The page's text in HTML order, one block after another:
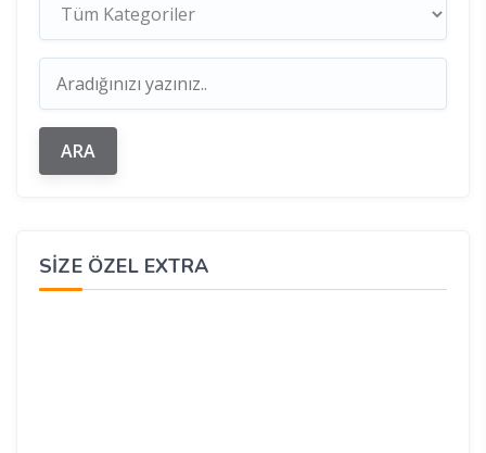
SIZE ÖZEL EXTRA